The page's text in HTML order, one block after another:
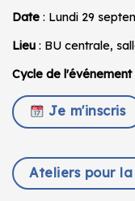
Date : Lundi 29
Lieu : BU centrale,
Cycle de l'événement
Je m'inscris
Ateliers pour